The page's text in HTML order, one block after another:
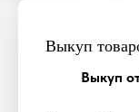
Выкуп
Выкуп